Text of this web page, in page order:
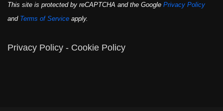
This site is protected by reCAPTCHA and the Google Privacy Policy
and Terms of Service apply.
Privacy Policy - Cookie Policy